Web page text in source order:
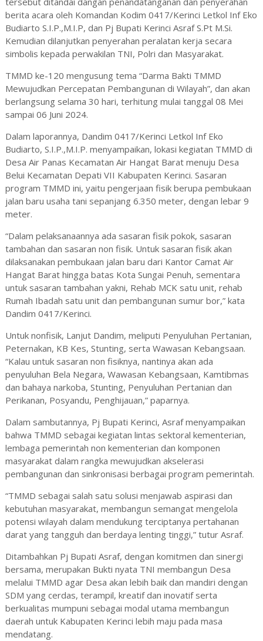
berita acara oleh Komandan Kodim 0417/Kerinci Letkol Inf Eko
Budiarto S.I.P.,M.I.P, dan Pj Bupati Kerinci Asraf S.Pt M.Si.
Kemudian dilanjutkan penyerahan peralatan kerja secara
simbolis kepada perwakilan TNI, Polri dan Masyarakat.
TMMD ke-120 mengusung tema “Darma Bakti TMMD
Mewujudkan Percepatan Pembangunan di Wilayah”, dan akan
berlangsung selama 30 hari, terhitung mulai tanggal 08 Mei
sampai 06 Juni 2024.
Dalam laporannya, Dandim 0417/Kerinci Letkol Inf Eko
Budiarto, S.I.P.,M.I.P. menyampaikan, lokasi kegiatan TMMD di
Desa Air Panas Kecamatan Air Hangat Barat menuju Desa
Belui Kecamatan Depati VII Kabupaten Kerinci. Sasaran
program TMMD ini, yaitu pengerjaan fisik berupa pembukaan
jalan baru usaha tani sepanjang 6.350 meter, dengan lebar 9
meter.
“Dalam pelaksanaannya ada sasaran fisik pokok, sasaran
tambahan dan sasaran non fisik. Untuk sasaran fisik akan
dilaksanakan pembukaan jalan baru dari Kantor Camat Air
Hangat Barat hingga batas Kota Sungai Penuh, sementara
untuk sasaran tambahan yakni, Rehab MCK satu unit, rehab
Rumah Ibadah satu unit dan pembangunan sumur bor,” kata
Dandim 0417/Kerinci.
Untuk nonfisik, Lanjut Dandim, meliputi Penyuluhan Pertanian,
Peternakan, KB Kes, Stunting, serta Wawasan Kebangsaan.
“Kalau untuk sasaran non fisiknya, nantinya akan ada
penyuluhan Bela Negara, Wawasan Kebangsaan, Kamtibmas
dan bahaya narkoba, Stunting, Penyuluhan Pertanian dan
Perikanan, Posyandu, Penghijauan,” paparnya.
Dalam sambutannya, Pj Bupati Kerinci, Asraf menyampaikan
bahwa TMMD sebagai kegiatan lintas sektoral kementerian,
lembaga pemerintah non kementerian dan komponen
masyarakat dalam rangka mewujudkan akselerasi
pembangunan dan sinkronisasi berbagai program pemerintah.
“TMMD sebagai salah satu solusi menjawab aspirasi dan
kebutuhan masyarakat, membangun semangat mengelola
potensi wilayah dalam mendukung terciptanya pertahanan
darat yang tangguh dan berdaya lenting tinggi,” tutur Asraf.
Ditambahkan Pj Bupati Asraf, dengan komitmen dan sinergi
bersama, merupakan Bukti nyata TNI membangun Desa
melalui TMMD agar Desa akan lebih baik dan mandiri dengan
SDM yang cerdas, terampil, kreatif dan inovatif serta
berkualitas mumpuni sebagai modal utama membangun
daerah untuk Kabupaten Kerinci lebih maju pada masa
mendatang.